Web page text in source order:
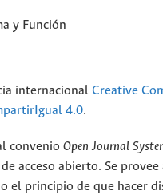
y Función
internacional Creative
4.0.
convenio Open Journal
acceso abierto. Se provee
el principio de que hacer